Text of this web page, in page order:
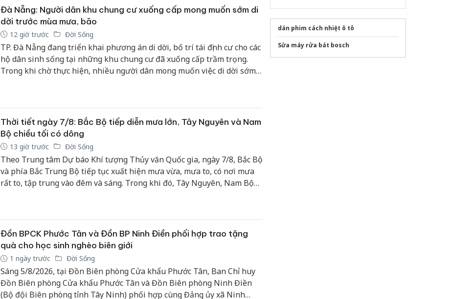
Đà Nẵng: Người dân khu chung cư xuống cấp mong muốn sớm di
dời trước mùa mưa, bão
12 giờ trước Đời Sống
TP. Đà Nẵng đang triển khai phương án di dời, bố trí tái định cư cho các
hộ dân sinh sống tại những khu chung cư đã xuống cấp trầm trọng.
Trong khi chờ thực hiện, nhiều người dân mong muốn việc di dời sớm
Thời tiết ngày 7/8: Bắc Bộ tiếp diễn mưa lớn, Tây Nguyên và Nam
Bộ chiều tối có dông
13 giờ trước Đời Sống
Theo Trung tâm Dự báo Khí tượng Thủy văn Quốc gia, ngày 7/8, Bắc Bộ
và phía Bắc Trung Bộ tiếp tục xuất hiện mưa vừa, mưa to, có nơi mưa
rất to, tập trung vào đêm và sáng. Trong khi đó, Tây Nguyên, Nam Bộ
Đồn BPCK Phước Tân và Đồn BP Ninh Điền phối hợp trao tặng
quà cho học sinh nghèo biên giới
1 ngày trước Đời Sống
Sáng 5/8/2026, tại Đồn Biên phòng Cửa khẩu Phước Tân, Ban Chỉ huy
Đồn Biên phòng Cửa khẩu Phước Tân và Đồn Biên phòng Ninh Điền
(Bộ đội Biên phòng tỉnh Tây Ninh) phối hợp cùng Đảng ủy xã Ninh
dán phim cách nhiệt ô tô
Sửa máy rửa bát bosch